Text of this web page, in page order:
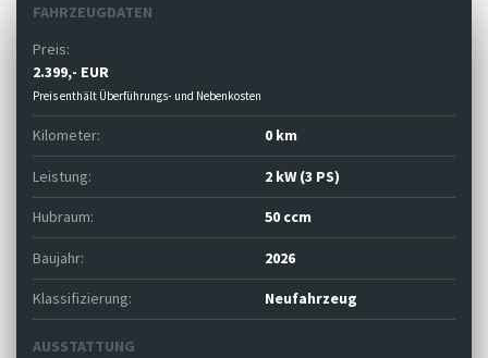
FAHRZEUGDATEN
Preis:
2.399,- EUR
Preis enthält Überführungs- und Nebenkosten
Kilometer: 0 km
Leistung: 2 kW (3 PS)
Hubraum: 50 ccm
Baujahr: 2026
Klassifizierung: Neufahrzeug
AUSSTATTUNG